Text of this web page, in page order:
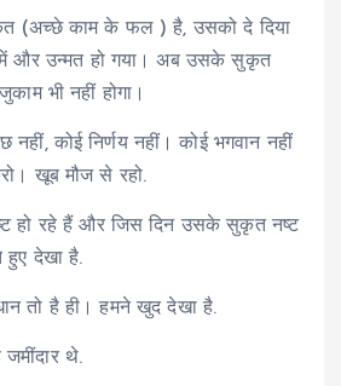
(अच्छे काम के फल ) है, उसको दे दिया
में और उन्मत हो गया। अब उसके सुकृत
भी नहीं होगा।
कोई निर्णय नहीं। कोई भगवान नहीं
खूब मौज से रहो.
हो रहे हैं और जिस दिन उसके सुकृत नष्ट
हुए देखा है.
तो है ही। हमने खुद देखा है.
जमींदार थे.